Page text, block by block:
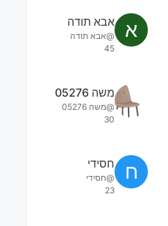
א אבא תודה
@אבא תודה
45
משה 05276
@משה 05276
30
ח חסידי
@חסידי
23